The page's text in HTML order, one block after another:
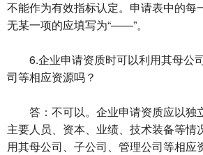
不能作为有效指标认定。申请表中的每
无某一项的应填写为“——”。
6.企业申请资质时可以利用其母公
司等相应资源吗？
答：不可以。企业申请资质应以独
主要人员、资本、业绩、技术装备等情
用其母公司、子公司、管理公司等相应